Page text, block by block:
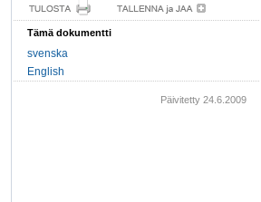
Tämä dokumentti
svenska
English
Päivitetty 24.6.2009